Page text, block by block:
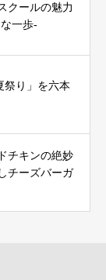
クールの魅力
一歩-
祭り」を六本
チキンの絶妙
チーズバーガ